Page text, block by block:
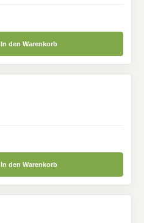
In den Warenkorb
In den Warenkorb